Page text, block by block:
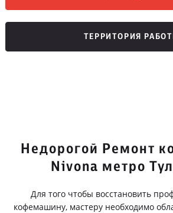
ТЕРРИТОРИЯ
Недорогой Ремонт
Nivona метро
Для того чтобы восстановить
кофемашину, мастеру необходимо